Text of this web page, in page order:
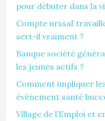
pour débuter dans la
Compte urssaf
sert-il vraiment ?
Banque société
les jeunes actifs ?
Comment impliquer
événement santé
Village de l’Emploi et